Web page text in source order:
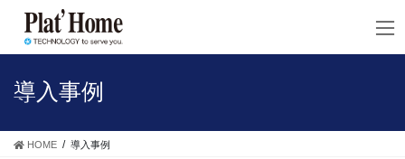
導入事例
HOME 導入事例